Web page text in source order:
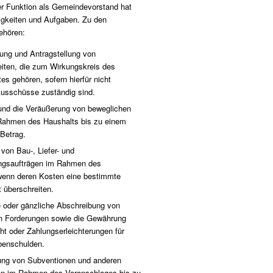
Funktion als Gemeindevorstand hat
und Aufgaben. Zu den
und Antragstellung von
die zum Wirkungskreis des
gehören, sofern hierfür nicht
zuständig sind.
die Veräußerung von beweglichen
des Haushalts bis zu einem
Bau-, Liefer- und
im Rahmen des
deren Kosten eine bestimmte
überschreiten.
oder gänzliche Abschreibung von
Forderungen sowie die Gewährung
oder Zahlungserleichterungen für
von Subventionen und anderen